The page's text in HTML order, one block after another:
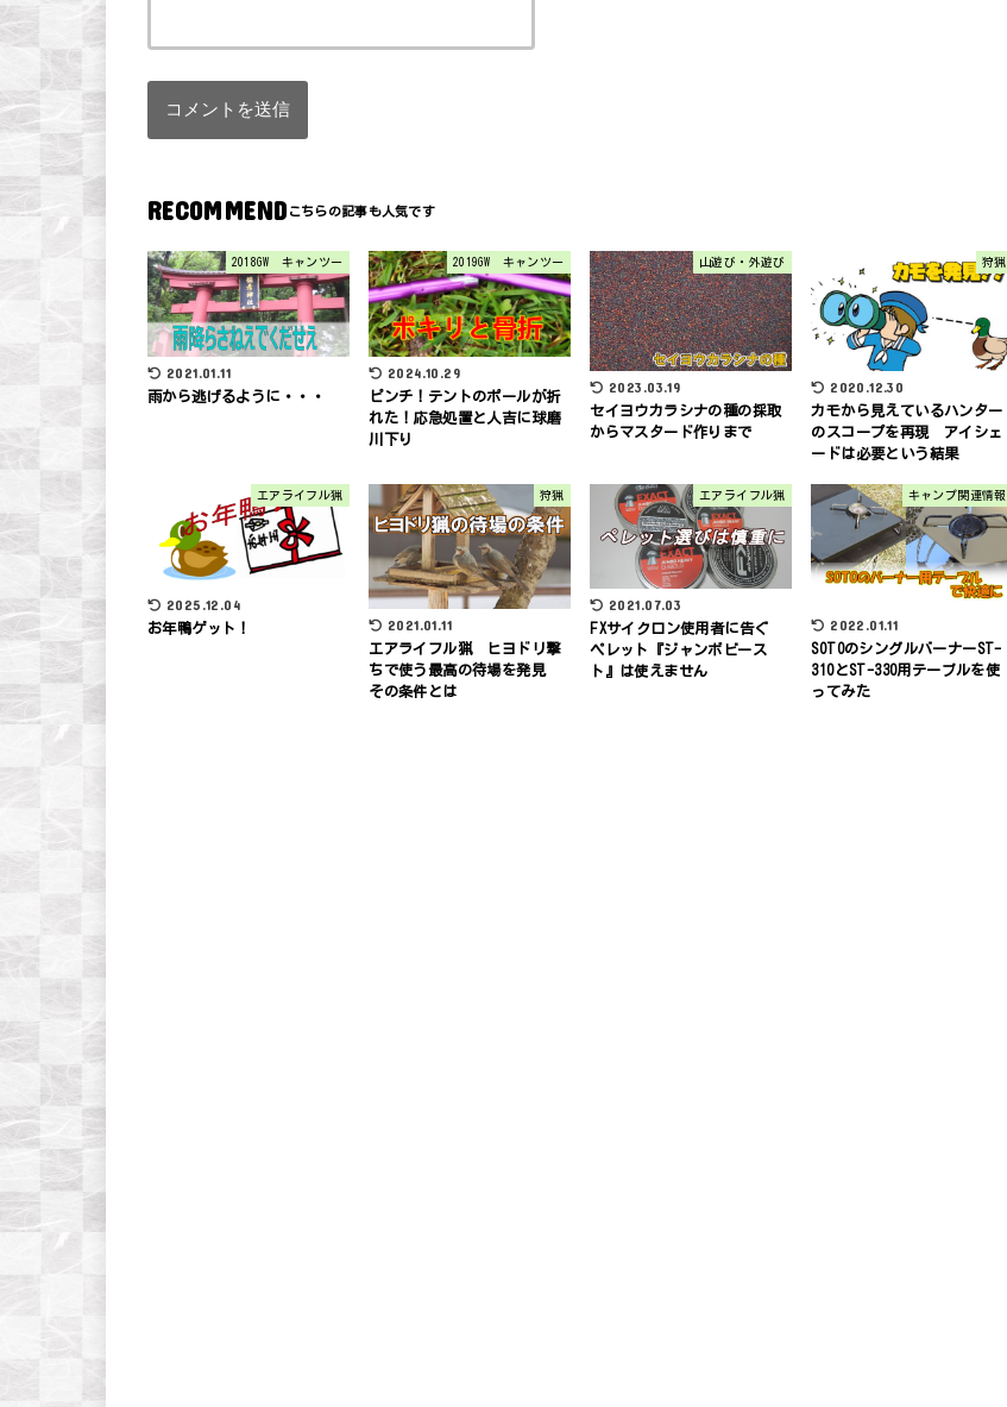
RECOMMEND
2018GW キャンツー
2021.01.11
雨から逃げるように・・・
2019GW キャンツー
2024.10.29
ピンチ！テントのポールが折
れた！応急処置と人吉に球磨
川下り
山遊び・外遊び
2023.03.19
セイヨウカラシナの種の採取
からマスタード作りまで
狩猟
2020.12.30
カモから見えているハンター
のスコープを再現 アイシェ
ードは必要という結果
エアライフル猟
2025.12.04
お年鴨ゲット！
狩猟
2021.01.11
エアライフル猟 ヒヨドリ撃
ちで使う最高の待場を発見
その条件とは
エアライフル猟
2021.07.03
FXサイクロン使用者に告ぐ
ペレット『ジャンボビース
ト』は使えません
キャンプ関連情報
2022.01.11
SOTOのシングルバーナーST-
310とST-330用テーブルを使
ってみた